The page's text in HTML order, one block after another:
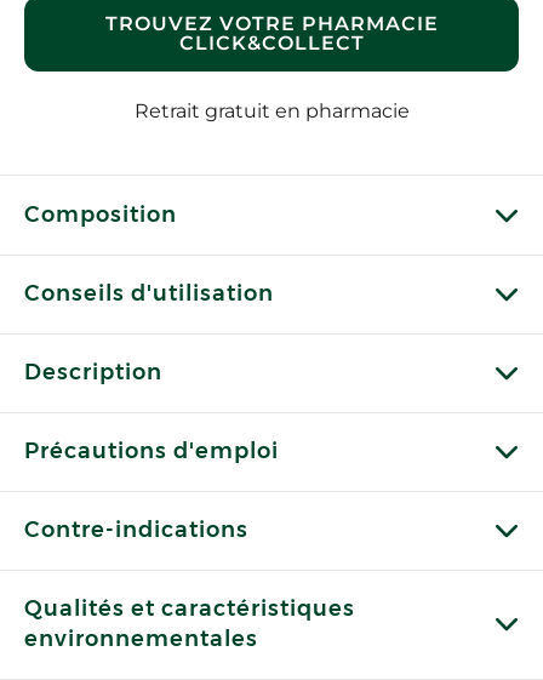
TROUVEZ VOTRE PHARMACIE
CLICK&COLLECT
Retrait gratuit en pharmacie
Composition
Conseils d'utilisation
Description
Précautions d'emploi
Contre-indications
Qualités et caractéristiques
environnementales